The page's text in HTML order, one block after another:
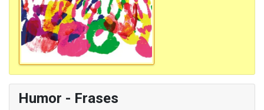
Humor - Frases